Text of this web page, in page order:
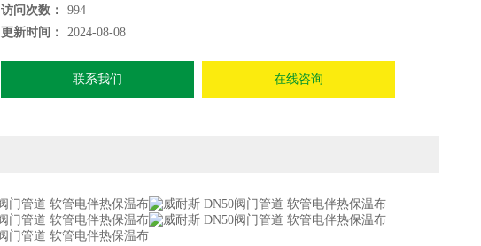
访问次数：
994
更新时间：
2024-08-08
联系我们 在线咨询